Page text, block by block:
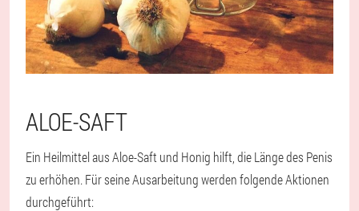
ALOE-SAFT
Ein Heilmittel aus Aloe-Saft und Honig hilft, die Länge des Penis
zu erhöhen. Für seine Ausarbeitung werden folgende Aktionen
durchgeführt: